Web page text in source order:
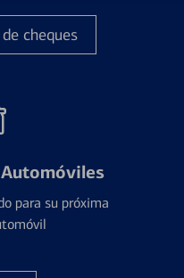
cheques
para su próxima